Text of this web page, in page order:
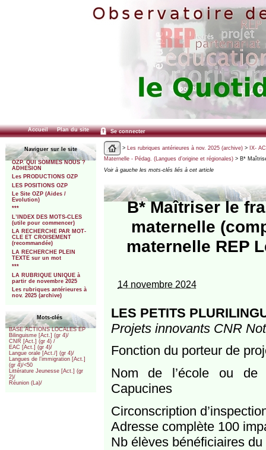
Accueil Plan du site Se connecter
Naviguer sur le site
OZP. QUI SOMMES NOUS ?
ADHESION
Les PRODUCTIONS OZP
LES POSITIONS OZP
Le Site OZP (Aides /
Evolution)
***
L’INDEX DES MOTS-CLES
(utile pour commencer)
LA RECHERCHE PAR MOT-
CLE ET CROISEMENT
(recommandée)
LA RECHERCHE PLEIN
TEXTE sur un mot
***
LA RUBRIQUE UNIQUE à
partir de novembre 2025
Les rubriques antérieures à
nov. 2025 (archive)
Mots-clés
BASE ACTIONS LOCALES EP
Bilinguisme [Act.] (gr 4)/
CNR [Act.] (gr 4) /
EAC [Act.] (gr 4)/
Langue orale [Act./] (gr 4)/
Langues de l’immigration [Act.]
(gr 4)/<50
Littérature Jeunesse [Act.] (gr
2)/
Réunion (La)/
> Les rubriques antérieures à nov. 2025 (archive)> IX-
Maternelle - Pédag. (Langues d’origine et régionales)> B*
Voir à gauche les mots-clés liés à cet article
B* Maîtriser le
maternelle
maternelle REP
14 novembre 2024
LES PETITS
Projets innovants CNR
Fonction du porteur de
Nom de l’école ou de
Capucines
Circonscription
Adresse complète 100
Nb élèves bénéficiaires